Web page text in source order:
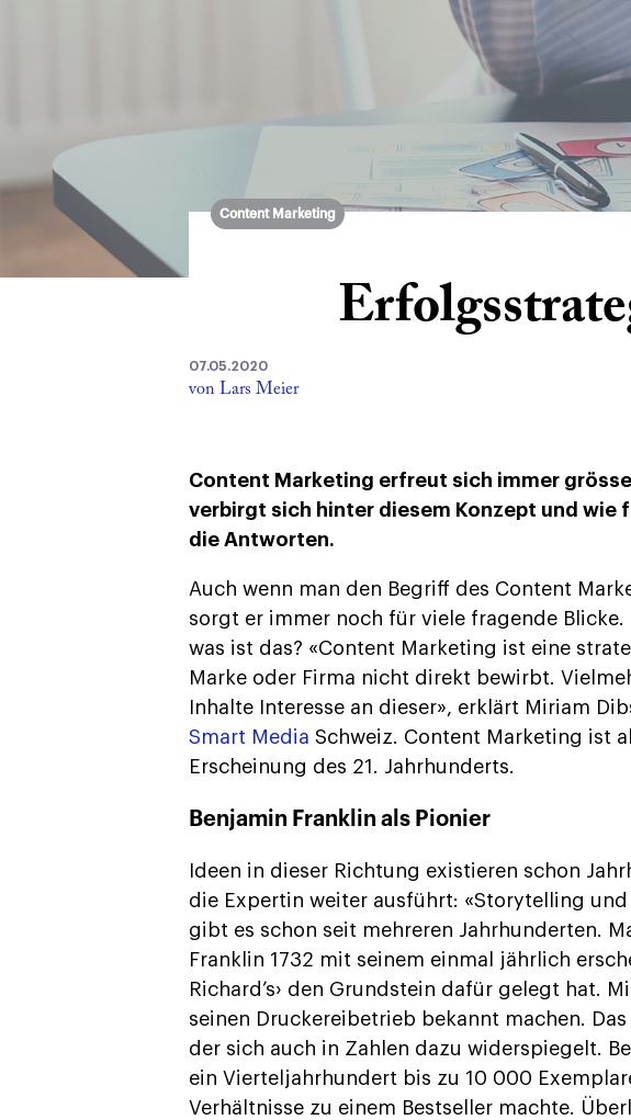
Content Marketing
07.05.2020
von Lars Meier
Content Marketing erfreut sich immer
verbirgt sich hinter diesem Konzept und wie
die Antworten.
Auch wenn man den Begriff des Content
sorgt er immer noch für viele fragende Blicke.
was ist das? «Content Marketing ist eine
Marke oder Firma nicht direkt bewirbt.
Inhalte Interesse an dieser», erklärt Miriam
Smart Media Schweiz. Content Marketing ist
Erscheinung des 21. Jahrhunderts.
Benjamin Franklin als Pionier
Ideen in dieser Richtung existieren schon
die Expertin weiter ausführt: «Storytelling
gibt es schon seit mehreren Jahrhunderten.
Franklin 1732 mit seinem einmal jährlich
Richard’s› den Grundstein dafür gelegt hat.
seinen Druckereibetrieb bekannt machen.
der sich auch in Zahlen dazu widerspiegelt.
ein Vierteljahrhundert bis zu 10 000
Verhältnisse zu einem Bestseller machte.